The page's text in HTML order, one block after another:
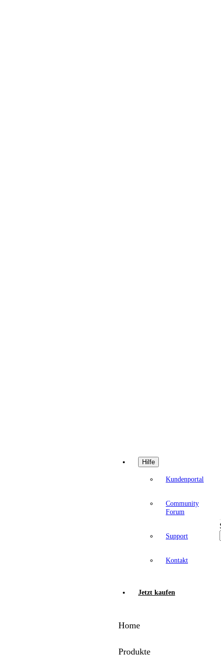
Hilfe
Kundenportal
Community
Forum
Support
Kontakt
Jetzt kaufen
Home
Produkte